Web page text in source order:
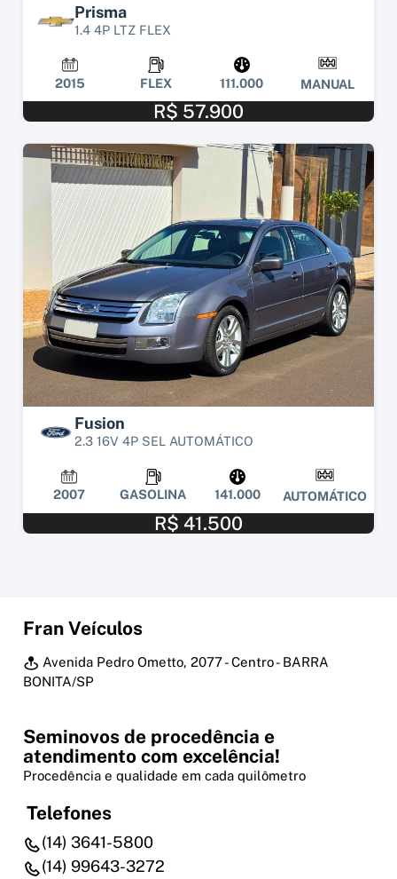
Prisma
1.4 4P LTZ FLEX
2015 FLEX 111.000 MANUAL
R$ 57.900
Fusion
2.3 16V 4P SEL AUTOMÁTICO
2007 GASOLINA 141.000 AUTOMÁTICO
R$ 41.500
Fran Veículos
Avenida Pedro Ometto, 2077 - Centro - BARRA
BONITA/SP
Seminovos de procedência e
atendimento com excelência!
Procedência e qualidade em cada quilômetro
Telefones
(14) 3641-5800
(14) 99643-3272